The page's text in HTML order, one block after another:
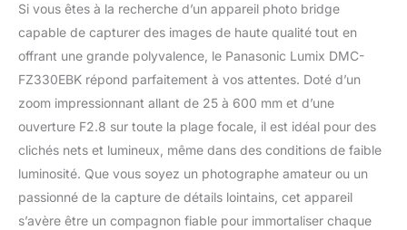
Si vous êtes à la recherche d’un appareil photo bridge
capable de capturer des images de haute qualité tout en
offrant une grande polyvalence, le Panasonic Lumix DMC-
FZ330EBK répond parfaitement à vos attentes. Doté d’un
zoom impressionnant allant de 25 à 600 mm et d’une
ouverture F2.8 sur toute la plage focale, il est idéal pour des
clichés nets et lumineux, même dans des conditions de faible
luminosité. Que vous soyez un photographe amateur ou un
passionné de la capture de détails lointains, cet appareil
s’avère être un compagnon fiable pour immortaliser chaque